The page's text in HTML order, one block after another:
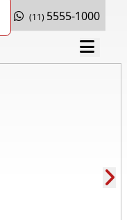
(11) 5555-1000